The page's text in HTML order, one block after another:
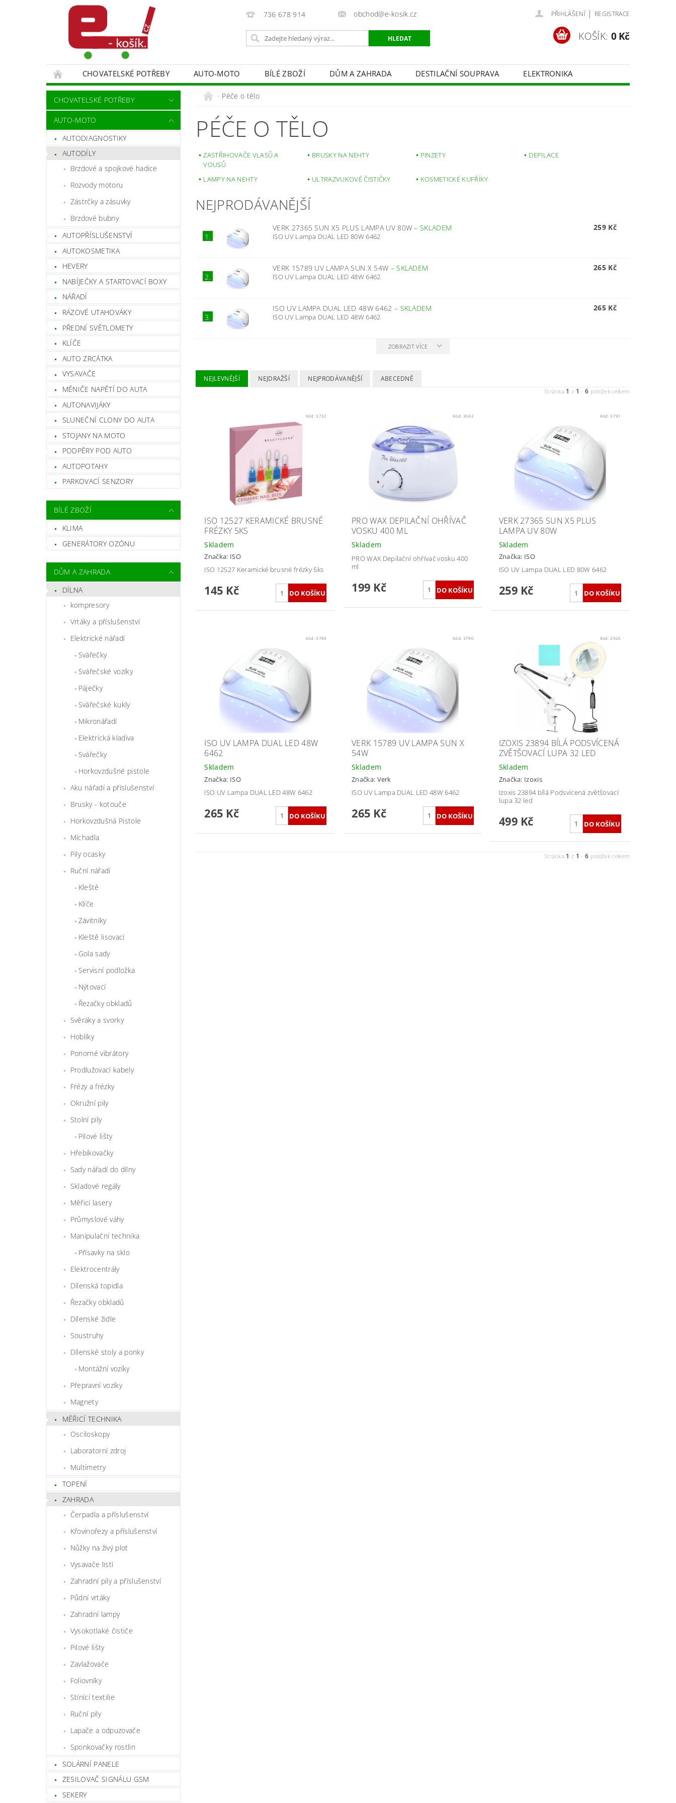
736 678 914 obchod@e-kosik.cz PŘIHLÁŠENÍ | REGISTRACE
KOŠÍK: 0 Kč
CHOVATELSKÉ POTŘEBY AUTO-MOTO BÍLÉ ZBOŽÍ DŮM A ZAHRADA DESTILAČNÍ SOUPRAVA
ELEKTRONIKA
MALÍŘSKÉ NÁŘADÍ DOPLŇKY
MONITOROVACÍ TECHNIKA A ALARMY
SPORT A TURISTIKA
DĚTSKÉ ZBOŽÍ
CHOVATELSKÉ POTŘEBY
AUTO-MOTO
AUTODIAGNOSTIKY
AUTODÍLY
Brzdové a spojkové hadice
Rozvody motoru
Zástrčky a zásuvky
Brzdové bubny
AUTOPŘÍSLUŠENSTVÍ
AUTOKOSMETIKA
HEVERY
NABÍJEČKY A STARTOVACÍ BOXY
NÁŘADÍ
RÁZOVÉ UTAHOVÁKY
PŘEDNÍ SVĚTLOMETY
KLÍČE
AUTO ZRCÁTKA
VYSAVAČE
MĚNIČE NAPĚTÍ DO AUTA
AUTONAVIJÁKY
SLUNEČNÍ CLONY DO AUTA
STOJANY NA MOTO
PODPĚRY POD AUTO
AUTOPOTAHY
PARKOVACÍ SENZORY
BÍLÉ ZBOŽÍ
KLIMA
GENERÁTORY OZÓNU
DŮM A ZAHRADA
DÍLNA
kompresory
Vrtáky a příslušenství
Elektrické nářadí
Svářečky
Svářečské vozíky
Páječky
Svářečské kukly
Mikronářadí
Elektrická kladiva
Svářečky
Horkovzdušné pistole
Aku nářadí a příslušenství
Brusky - kotouče
Horkovzdušná Pistole
Míchadla
Pily ocasky
Ruční nářadí
Kleště
Klíče
Závitníky
Kleště lisovací
Gola sady
Servisní podložka
Nýtovací
Řezačky obkladů
Svěráky a svorky
Hoblíky
Ponorné vibrátory
Prodlužovací kabely
Frézy a frézky
Okružní pily
Stolní pily
Pilové lišty
Hřebíkovačky
Sady nářadí do dílny
Skladové regály
Měřicí lasery
Průmyslové váhy
Manipulační technika
Přísavky na sklo
Elektrocentrály
Dílenská topidla
Řezačky obkladů
Dílenské židle
Soustruhy
Dílenské stoly a ponky
Montážní vozíky
Přepravní vozíky
Magnety
MĚŘICÍ TECHNIKA
Osciloskopy
Laboratorní zdroj
Multimetry
TOPENÍ
ZAHRADA
Čerpadla a příslušenství
Křovinořezy a příslušenství
Nůžky na živý plot
Vysavače listí
Zahradní pily a příslušenství
Půdní vrtáky
Zahradní lampy
Vysokotlaké čističe
Pilové lišty
Zavlažovače
Foliovníky
Stínící textilie
Ruční pily
Lapače a odpuzovače
Sponkovačky rostlin
SOLÁRNÍ PANELE
ZESILOVAČ SIGNÁLU GSM
SEKERY
Péče o tělo
PÉČE O TĚLO
ZASTŘIHOVAČE VLASŮ A
VOUSŮ
BRUSKY NA NEHTY PINZETY DEPILACE
LAMPY NA NEHTY ULTRAZVUKOVÉ ČISTIČKY KOSMETICKÉ KUFŘÍKY
NEJPRODÁVANĚJŠÍ
1.
VERK 27365 SUN X5 PLUS LAMPA UV 80W–SKLADEM
ISO UV Lampa DUAL LED 80W 6462
259 Kč
2.
VERK 15789 UV LAMPA SUN X 54W –SKLADEM
ISO UV Lampa DUAL LED 48W 6462
265 Kč
3.
ISO UV LAMPA DUAL LED 48W 6462 – SKLADEM
ISO UV Lampa DUAL LED 48W 6462
265 Kč
ZOBRAZIT VÍCE
NEJLEVNĚJŠÍ NEJDRAŽŠÍ NEJPRODÁVANĚJŠÍ ABECEDNĚ
Stránka 1 z 1 -6 položek celkem
Kód:3732
ISO 12527 KERAMICKÉ BRUSNÉ
FRÉZKY 5KS
Skladem
Značka: ISO
ISO 12527 Keramické brusné frézky 5ks
145 Kč
Kód: 3642
PRO WAX DEPILAČNÍ OHŘÍVAČ
VOSKU 400 ML
Skladem
PRO WAX Depilační ohřívač vosku 400
ml
199 Kč
Kód:3791
VERK 27365 SUN X5 PLUS
LAMPA UV 80W
Skladem
Značka: ISO
ISO UV Lampa DUAL LED 80W 6462
259 Kč
Kód:3789
ISO UV LAMPA DUAL LED 48W
6462
Skladem
Značka: ISO
ISO UV Lampa DUAL LED 48W 6462
265 Kč
Kód: 3790
VERK 15789 UV LAMPA SUN X
54W
Skladem
Značka: Verk
ISO UV Lampa DUAL LED 48W 6462
265 Kč
Kód:2926
IZOXIS 23894 BÍLÁ PODSVÍCENÁ
ZVĚTŠOVACÍ LUPA 32 LED
Skladem
Značka: Izoxis
Izoxis 23894 bílá Podsvícená zvětšovací
lupa 32 led
499 Kč
Stránka 1 z 1 -6 položek celkem